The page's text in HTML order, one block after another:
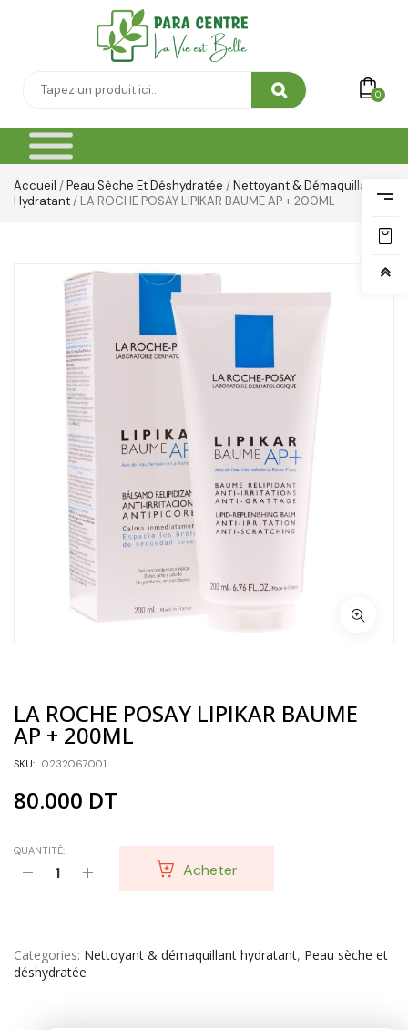
0
Accueil /Peau Sèche Et Déshydratée /Nettoyant & Démaquillant
Hydratant/ LA ROCHE POSAY LIPIKAR BAUME AP + 200ML
LA ROCHE POSAY LIPIKAR BAUME
AP + 200ML
SKU: 0232067001
80.000 DT
QUANTITÉ:
Acheter
Categories Nettoyant & démaquillant hydratant, Peau sèche et
déshydratée